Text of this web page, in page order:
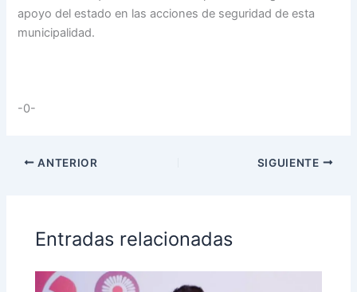
apoyo del estado en las acciones de seguridad de esta
municipalidad.
-0-
ANTERIOR SIGUIENTE
Entradas relacionadas